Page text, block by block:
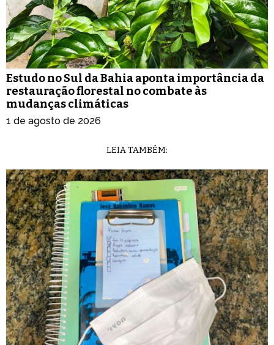
Estudo no Sul da Bahia aponta importância da
restauração florestal no combate às
mudanças climáticas
1 de agosto de 2026
LEIA TAMBÉM: